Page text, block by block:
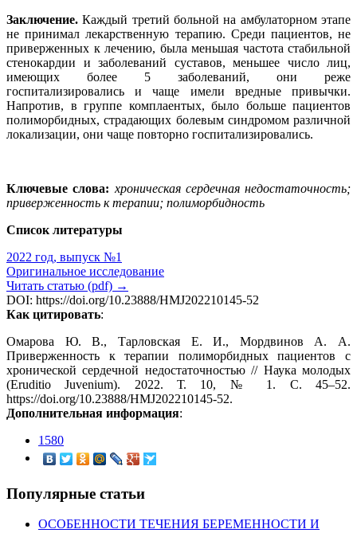
Заключение. Каждый третий больной на амбулаторном этапе
не принимал лекарственную терапию. Среди пациентов, не
приверженных к лечению, была меньшая частота стабильной
стенокардии и заболеваний суставов, меньшее число лиц,
имеющих более 5 заболеваний, они реже
госпитализировались и чаще имели вредные привычки.
Напротив, в группе комплаентых, было больше пациентов
полиморбидных, страдающих болевым синдромом различной
локализации, они чаще повторно госпитализировались.
Ключевые слова: хроническая сердечная недостаточность;
приверженность к терапии; полиморбидность
Список литературы
2022 год, выпуск №1
Оригинальное исследование
Читать статью (pdf) →
DOI: https://doi.org/10.23888/HMJ202210145-52
Как цитировать:
Омарова Ю. В., Тарловская Е. И., Мордвинов А. А.
Приверженность к терапии полиморбидных пациентов с
хронической сердечной недостаточностью // Наука молодых
(Eruditio Juvenium). 2022. Т. 10, № 1. С. 45–52.
https://doi.org/10.23888/HMJ202210145-52.
Дополнительная информация:
1580
Популярные статьи
ОСОБЕННОСТИ ТЕЧЕНИЯ БЕРЕМЕННОСТИ И